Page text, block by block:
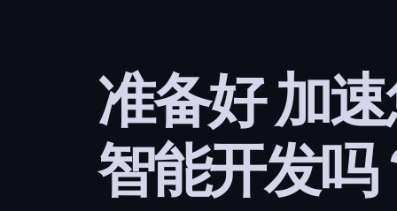
准备好 加
智能开发吗